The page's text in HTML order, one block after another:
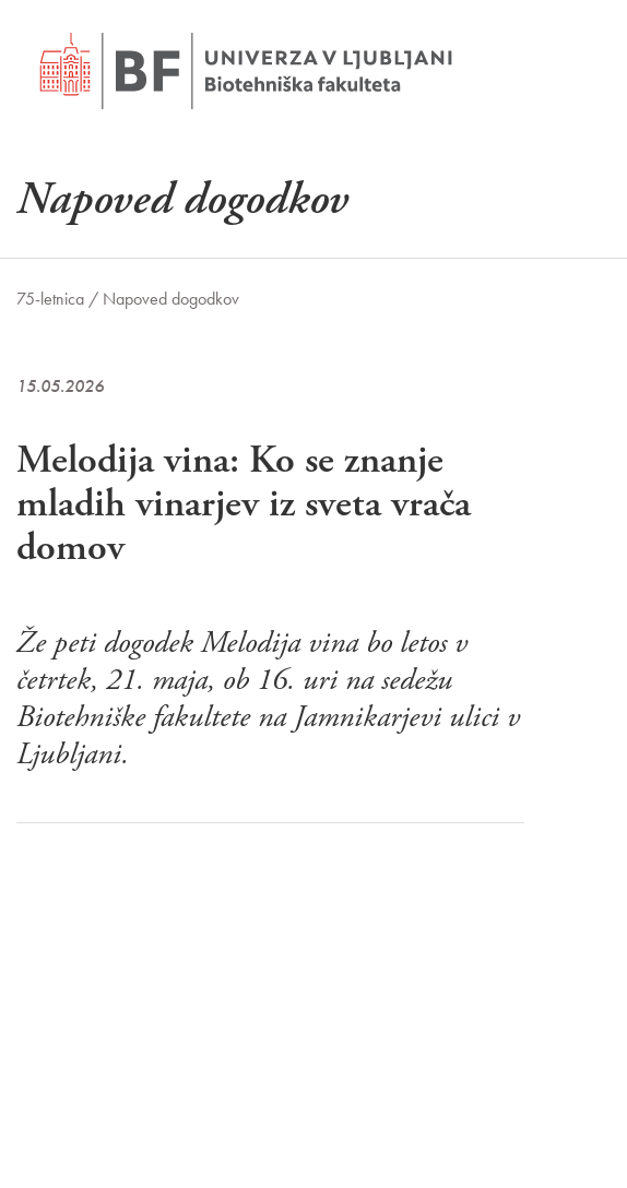
Napoved dogodkov
75-letnica / Napoved dogodkov
15.05.2026
Melodija vina: Ko se znanje
mladih vinarjev iz sveta vrača
domov
Že peti dogodek Melodija vina bo letos v
četrtek, 21. maja, ob 16. uri na sedežu
Biotehniške fakultete na Jamnikarjevi ulici v
Ljubljani.